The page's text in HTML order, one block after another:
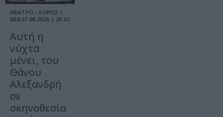
ΘΕΑΤΡΟ - ΧΟΡΟΣ /
ΝΕΑ 07.08.2026 | 20.02
Αυτή η
νύχτα
μένει, του
Θάνου
Αλεξανδρή
σε
σκηνοθεσία